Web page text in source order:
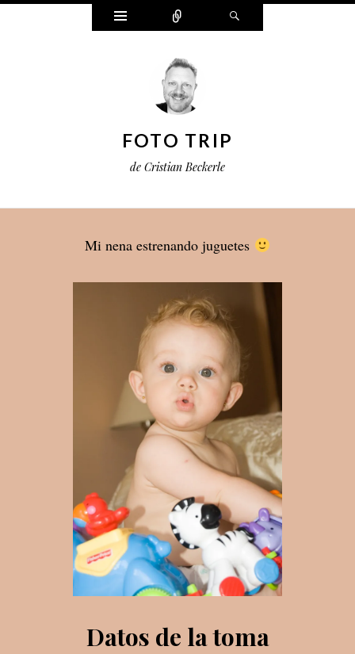
Widgets Connect
FOTO TRIP
de Cristian Beckerle
Mi nena estrenando juguetes
Datos de la toma